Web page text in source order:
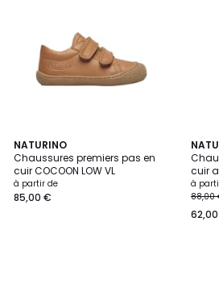
NATURINO
Chaussures premiers pas en
cuir COCOON LOW VL
à partir de
85,00 €
cuir
à
88,00
3